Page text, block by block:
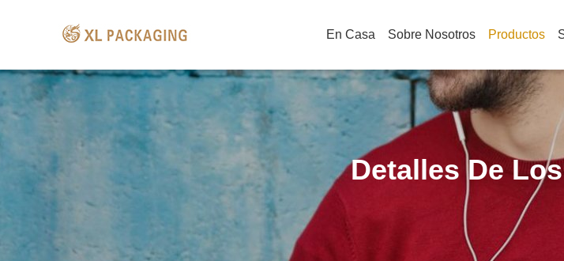
En Casa Sobre Nosotros Productos
Detalles De